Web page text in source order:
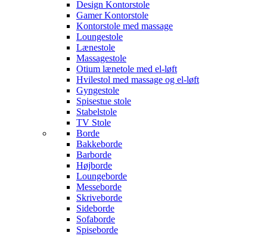
Design Kontorstole
Gamer Kontorstole
Kontorstole med massage
Loungestole
Lænestole
Massagestole
Otium lænetole med el-løft
Hvilestol med massage og el-løft
Gyngestole
Spisestue stole
Stabelstole
TV Stole
Borde
Bakkeborde
Barborde
Højborde
Loungeborde
Messeborde
Skriveborde
Sideborde
Sofaborde
Spiseborde